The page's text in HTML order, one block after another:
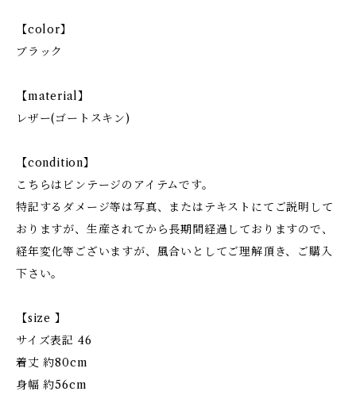
【color】
ブラック
【material】
レザー(ゴートスキン)
【condition】
こちらはビンテージのアイテムです。
特記するダメージ等は写真、またはテキストにてご説明して
おりますが、生産されてから長期間経過しておりますので、
経年変化等ございますが、風合いとしてご理解頂き、ご購入
下さい。
【size 】
サイズ表記 46
着丈 約80cm
身幅 約56cm